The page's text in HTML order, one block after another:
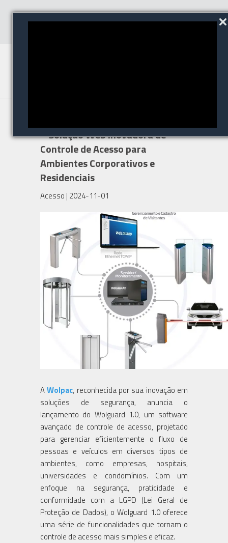
– Solução Web Inovadora de
Controle de Acesso para
Ambientes Corporativos e
Residenciais
Acesso | 2024-11-01
AWolpac, reconhecida por sua inovação em
soluções de segurança, anuncia o
lançamento do Wolguard 1.0, um software
avançado de controle de acesso, projetado
para gerenciar eficientemente o fluxo de
pessoas e veículos em diversos tipos de
ambientes, como empresas, hospitais,
universidades e condomínios. Com um
enfoque na segurança, praticidade e
conformidade com a LGPD (Lei Geral de
Proteção de Dados), o Wolguard 1.0 oferece
uma série de funcionalidades que tornam o
controle de acesso mais simples e eficaz.